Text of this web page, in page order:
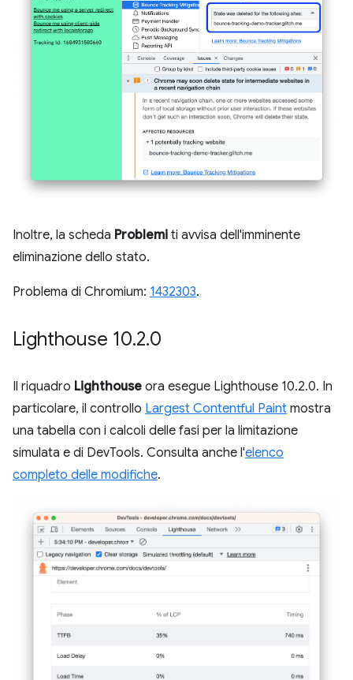
Inoltre, la scheda Problemi ti avvisa dell'imminente
eliminazione dello stato.
Problema di Chromium: 1432303.
Lighthouse 10.2.0
Il riquadro Lighthouse ora esegue Lighthouse 10.2.0. In
particolare, il controllo Largest Contentful Paint mostra
una tabella con i calcoli delle fasi per la limitazione
simulata e di DevTools. Consulta anche l'elenco
completo delle modifiche.